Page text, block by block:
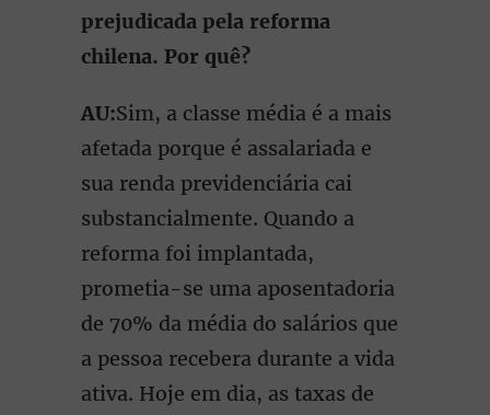
prejudicada pela reforma
chilena. Por quê?
AU:Sim, a classe média é a mais
afetada porque é assalariada e
sua renda previdenciária cai
substancialmente. Quando a
reforma foi implantada,
prometia-se uma aposentadoria
de 70% da média do salários que
a pessoa recebera durante a vida
ativa. Hoje em dia, as taxas de